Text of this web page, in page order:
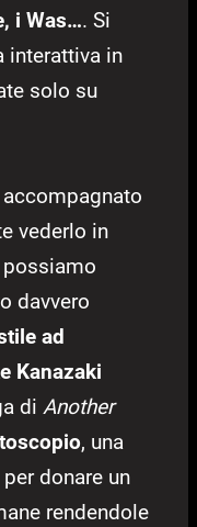
i Was…. Si
interattiva in
solo su
accompagnato
vederlo in
davvero
ad
Kanazaki
di Another
, una
donare un
rendendole